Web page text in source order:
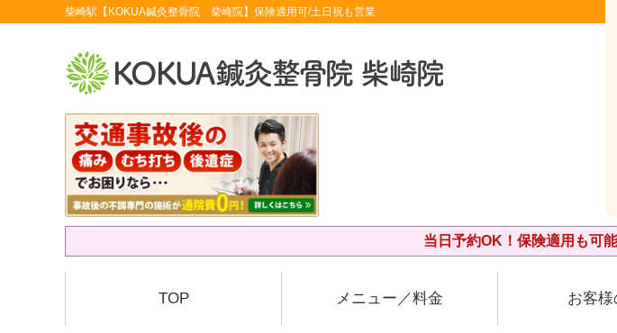
柴崎駅【KOKUA鍼灸整骨院 柴崎院】保険適用可/土日祝も営業
当日予約OK！保険適用も可
TOP メニュー／料金 お客様